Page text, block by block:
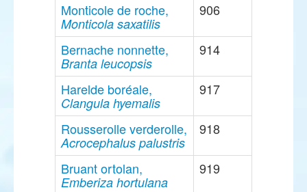
Monticole de roche,
Monticola saxatilis
906
Bernache nonnette,
Branta leucopsis
914
Harelde boréale,
Clangula hyemalis
917
Rousserolle verderolle,
Acrocephalus palustris
918
Bruant ortolan,
Emberiza hortulana
919